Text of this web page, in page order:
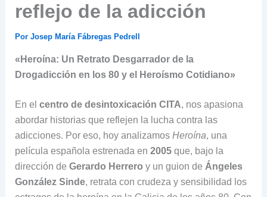
reflejo de la adicción
Por Josep María Fábregas Pedrell
«Heroína: Un Retrato Desgarrador de la
Drogadicción en los 80 y el Heroísmo Cotidiano»
En el centro de desintoxicación CITA, nos apasiona
abordar historias que reflejen la lucha contra las
adicciones. Por eso, hoy analizamos Heroína, una
película española estrenada en 2005que, bajo la
dirección de Gerardo Herrero y un guion de Ángeles
González Sinde, retrata con crudeza y sensibilidad los